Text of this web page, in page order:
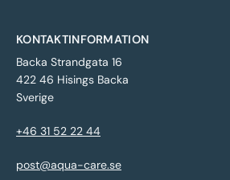
KONTAKTINFORMATION
Backa Strandgata 16
422 46 Hisings Backa
Sverige
+46 31 52 22 44
post@aqua-care.se